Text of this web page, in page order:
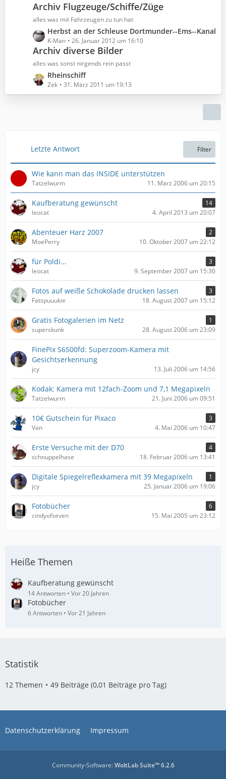
t
z
e
B
i
t
Archiv Flugzeuge/Schiffe/Züge
alles was mit Fahrzeugen zu tun hat
L
e
t
z
e
B
g
e
Herbst an der Schleuse Dortmunder--Ems--Kanal
K-Man 26. Januar 2012 um 16:10
Archiv diverse Bilder
alles was sonst nirgends rein passt
L
e
t
e
t
r
ä
g
e
Rheinschiff
Zek 31. März 2011 um 19:13
Letzte Antwort Filter
Wie kann man das INSIDE unterstützen
Tatzelwurm 11. März 2006 um 20:15
Kaufberatung gewünscht
14
leocat
4. April 2013 um 20:07
Abenteuer Harz 2007
2
MoePerry
10. Oktober 2007 um 22:12
für Poldi...
3
leocat
9. September 2007 um 15:30
Fotos auf weiße Schokolade drucken lassen
3
Fatspuuukie
18. August 2007 um 15:12
Gratis Fotogalerien im Netz
1
superskunk
28. August 2006 um 23:09
FinePix S6500fd: Superzoom-Kamera mit
Gesichtserkennung
jcy 13. Juli 2006 um 14:56
Kodak: Kamera mit 12fach-Zoom und 7,1 Megapixeln
Tatzelwurm 21. Juni 2006 um 09:51
10€ Gutschein für Pixaco
3
Van
4. Mai 2006 um 10:47
Erste Versuche mit der D70
4
schnuppelhase
18. Februar 2006 um 13:41
Digitale Spiegelreflexkamera mit 39 Megapixeln
1
jcy
25. Januar 2006 um 19:06
Fotobücher
6
cindyofseven
15. Mai 2005 um 23:12
Heiße Themen
Kaufberatung gewünscht
14 Antworten Vor 20 Jahren
Fotobücher
6 Antworten Vor 21 Jahren
Statistik
12 Themen 49 Beiträge (0,01 Beiträge pro Tag)
Datenschutzerklärung Impressum
Community-Software:WoltLab Suite™ 6.2.6